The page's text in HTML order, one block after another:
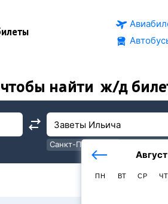
найти ж/д
Санкт-Петербург
ПН ВТ СР ЧТ